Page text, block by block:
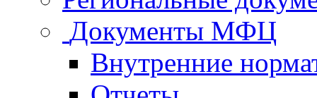
Документы МФЦ
Внутренние